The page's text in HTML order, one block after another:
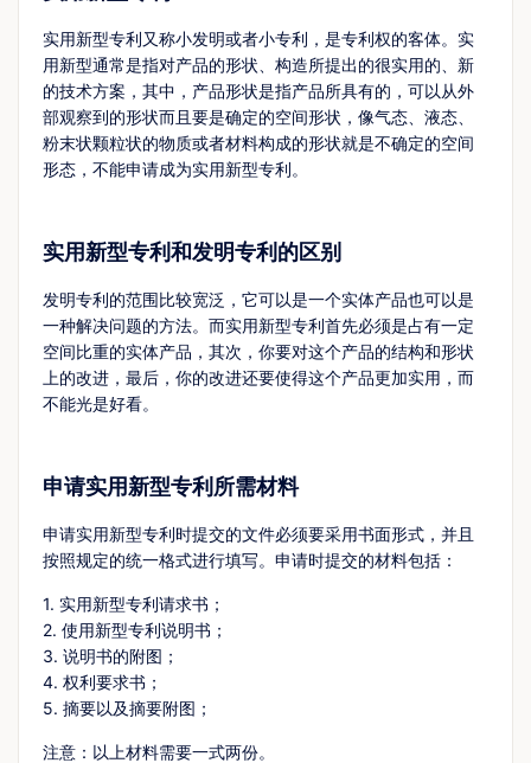
实用新型专利又称小发明或者小专利，是专利权的客体。实
用新型通常是指对产品的形状、构造所提出的很实用的、新
的技术方案，其中，产品形状是指产品所具有的，可以从外
部观察到的形状而且要是确定的空间形状，像气态、液态、
粉末状颗粒状的物质或者材料构成的形状就是不确定的空间
形态，不能申请成为实用新型专利。
实用新型专利和发明专利的区别
发明专利的范围比较宽泛，它可以是一个实体产品也可以是
一种解决问题的方法。而实用新型专利首先必须是占有一定
空间比重的实体产品，其次，你要对这个产品的结构和形状
上的改进，最后，你的改进还要使得这个产品更加实用，而
不能光是好看。
申请实用新型专利所需材料
申请实用新型专利时提交的文件必须要采用书面形式，并且
按照规定的统一格式进行填写。申请时提交的材料包括：
1. 实用新型专利请求书；
2. 使用新型专利说明书；
3. 说明书的附图；
4. 权利要求书；
5. 摘要以及摘要附图；
注意：以上材料需要一式两份。